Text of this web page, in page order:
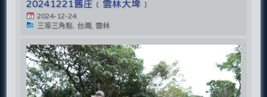
20241221舊庄﹝雲林大埤﹞
2024-12-24
三等三角點, 台灣, 雲林